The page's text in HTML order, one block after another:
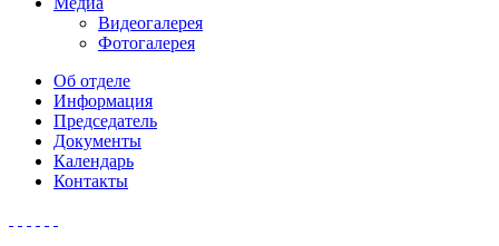
Видеогалерея
Фотогалерея
Об отделе
Информация
Председатель
Документы
Календарь
Контакты